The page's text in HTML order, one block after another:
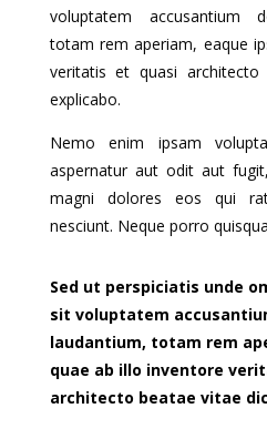
voluptatem accusantium
totam rem aperiam, eaque
veritatis et quasi
explicabo.
Nemo enim ipsam
aspernatur aut odit aut
magni dolores eos qui
nesciunt. Neque porro
Sed ut perspiciatis unde
sit voluptatem
laudantium, totam rem
quae ab illo inventore
architecto beatae vitae